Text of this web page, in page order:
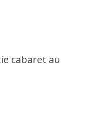
cabaret au